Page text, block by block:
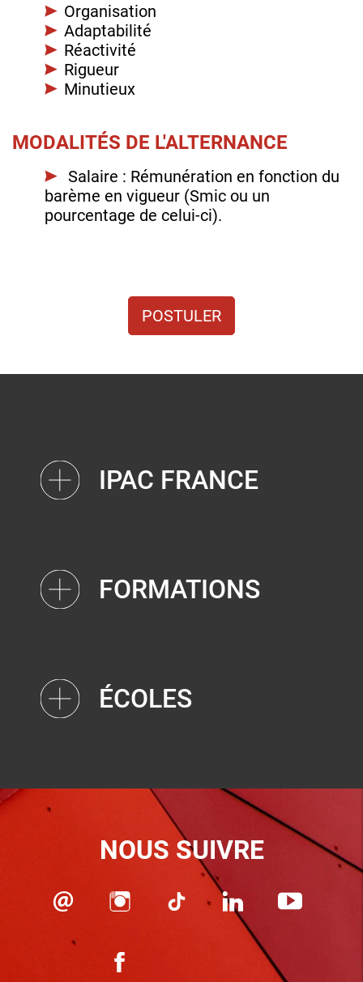
Organisation
Adaptabilité
Réactivité
Rigueur
Minutieux
MODALITÉS DE L'ALTERNANCE
Salaire : Rémunération en fonction du
barème en vigueur (Smic ou un
pourcentage de celui-ci).
POSTULER
IPAC FRANCE
FORMATIONS
ÉCOLES
NOUS SUIVRE